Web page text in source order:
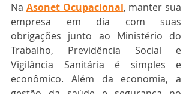
Na Asonet Ocupacional, manter sua
empresa em dia com suas
obrigações junto ao Ministério do
Trabalho, Previdência Social e
Vigilância Sanitária é simples e
econômico. Além da economia, a
gestão da saúde e segurança no